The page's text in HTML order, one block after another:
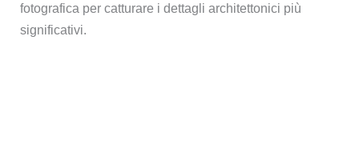
fotografica per catturare i dettagli architettonici più
significativi.